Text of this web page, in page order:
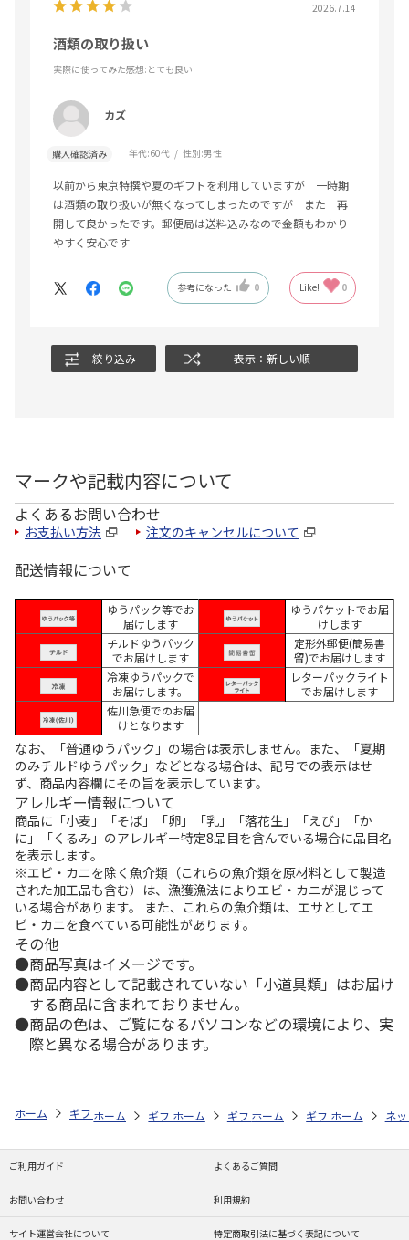
2026.7.14
酒類の取り扱い
実際に使ってみた感想:とても良い
カズ
購入確認済み 年代:60代 性別:男性
以前から東京特撰や夏のギフトを利用していますが 一時期
は酒類の取り扱いが無くなってしまったのですが また 再
開して良かったです。郵便局は送料込みなので金額もわかり
やすく安心です
参考になった 0 Like! 0
絞り込み 表示：新しい順
マークや記載内容について
よくあるお問い合わせ
お支払い方法 注文のキャンセルについて
配送情報について
ゆうパック等でお
届けします
ゆうパケットでお届
けします
チルドゆうパック
でお届けします
定形外郵便(簡易書
留)でお届けします
冷凍ゆうパックで
お届けします。
レターパックライト
でお届けします
佐川急便でのお届
けとなります
なお、「普通ゆうパック」の場合は表示しません。また、「夏期
のみチルドゆうパック」などとなる場合は、記号での表示はせ
ず、商品内容欄にその旨を表示しています。
アレルギー情報について
商品に「小麦」「そば」「卵」「乳」「落花生」「えび」「か
に」「くるみ」のアレルギー特定8品目を含んでいる場合に品目名
を表示します。
※エビ・カニを除く魚介類（これらの魚介類を原材料として製造
された加工品も含む）は、漁獲漁法によりエビ・カニが混じって
いる場合があります。 また、これらの魚介類は、エサとしてエ
ビ・カニを食べている可能性があります。
その他
商品写真はイメージです。
商品内容として記載されていない「小道具類」はお届け
する商品に含まれておりません。
商品の色は、ご覧になるパソコンなどの環境により、実
際と異なる場合があります。
ホーム ギフトストア お中元・夏ギフト特集 2026 贈る相手から探す
ホーム ギフトストア お中元・夏ギフト特集 2026
ホーム ギフトストア お中元・夏ギフト
ホーム ギフトストア お
ホーム ネ
ご利用ガイド よくあるご質問
お問い合わせ 利用規約
サイト運営会社について 特定商取引法に基づく表記について